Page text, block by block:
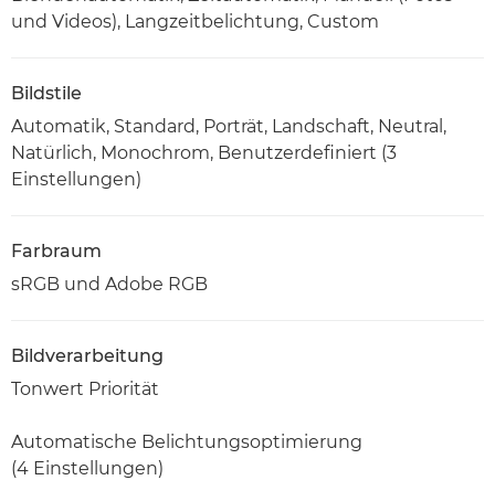
und Videos), Langzeitbelichtung, Custom
Bildstile
Automatik, Standard, Porträt, Landschaft, Neutral,
Natürlich, Monochrom, Benutzerdefiniert (3
Einstellungen)
Farbraum
sRGB und Adobe RGB
Bildverarbeitung
Tonwert Priorität
Automatische Belichtungsoptimierung
(4 Einstellungen)